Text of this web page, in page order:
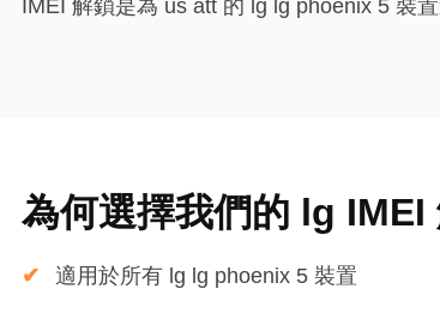
IMEI 解鎖是為 us att 的 lg lg phoenix 5 裝
為何選擇我們的 lg IMEI
適用於所有 lg lg phoenix 5 裝置